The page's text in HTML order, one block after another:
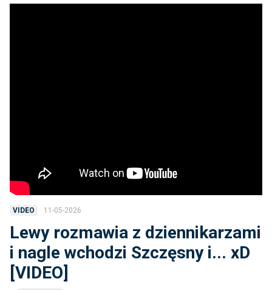
VIDEO 11-05-2026
Lewy rozmawia z dziennikarzami
i nagle wchodzi Szczęsny i... xD
[VIDEO]